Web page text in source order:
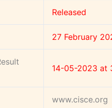
Released
27 February
14-05-2023 at
www.cisce.org